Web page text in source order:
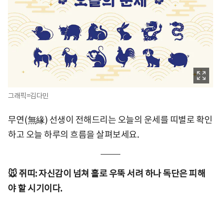
그래픽=김다민
무연(無緣) 선생이 전해드리는 오늘의 운세를 띠별로 확인
하고 오늘 하루의 흐름을 살펴보세요.
🐭 쥐띠: 자신감이 넘쳐 홀로 우뚝 서려 하나 독단은 피해
야 할 시기이다.